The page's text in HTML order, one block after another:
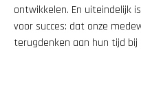
ontwikkelen. En uiteindelijk
voor succes: dat onze
terugdenken aan hun tijd bij